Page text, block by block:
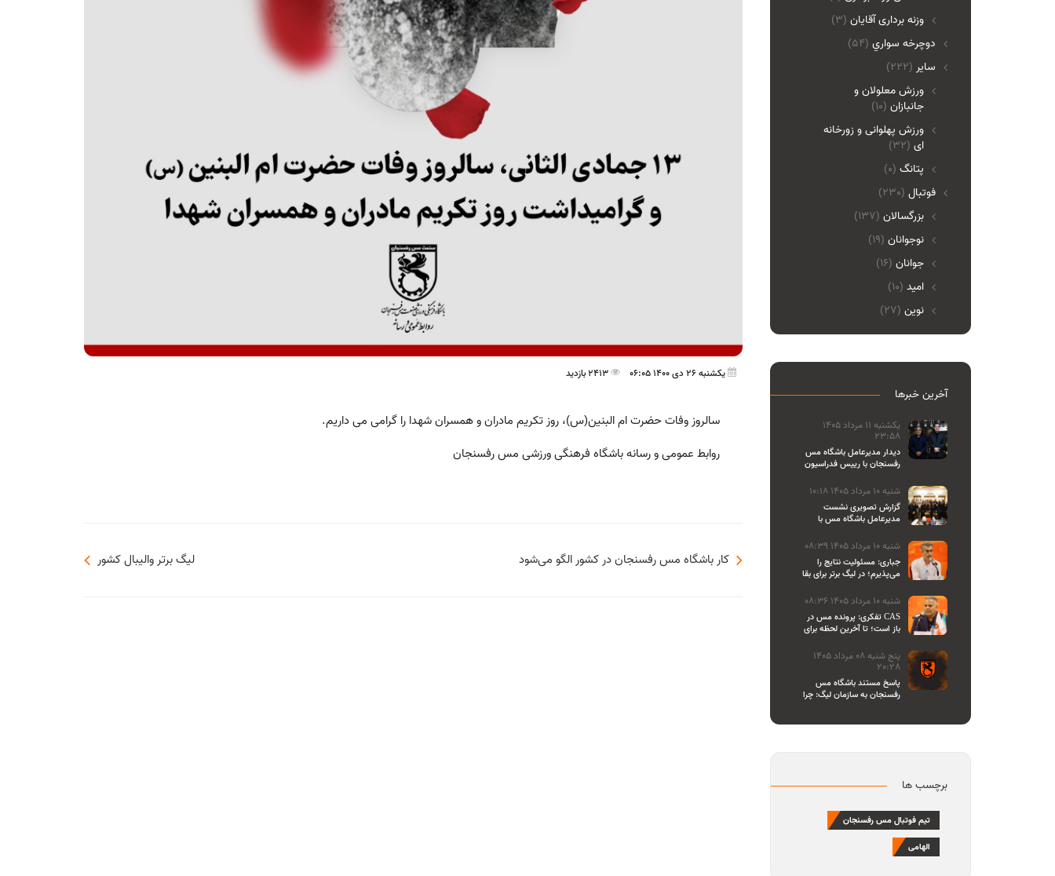
یکشنبه 26 دی 1400 06:05 2413 بازدید
سالروز وفات حضرت ام البنین(س)، روز تکریم مادران و همسران شهدا را گرامی می داریم.
روابط عمومی و رسانه باشگاه فرهنگی ورزشی مس رفسنجان
لیگ برتر والیبال کشور کار باشگاه مس رفسنجان در کشور الگو می‌شود
وزنه برداری آقایان (3)
(54) دوچرخه سواري
(222) ساير
ورزش معلولان و
جانبازان (10)
ورزش پهلوانی و زورخانه
ای (32)
پتانگ (0)
(230) فوتبال
بزرگسالان (137)
نوجوانان (19)
جوانان (16)
امید (10)
نوین (27)
آخرین خبرها
یکشنبه 11 مرداد 1405
23:58
دیدار مدیرعامل باشگاه مس
رفسنجان با رییس فدراسیون
شنبه 10 مرداد 1405 10:18
گزارش تصویری نشست
مدیرعامل باشگاه مس با
شنبه 10 مرداد 1405 08:39
جباری: مسئولیت نتایج را
می‌پذیرم؛ در لیگ برتر برای بقا
می‌جنگیم
شنبه 10 مرداد 1405 08:36
تفکری: پرونده مس در CAS
باز است؛ تا آخرین لحظه برای
پنج شنبه 08 مرداد 1405
20:28
پاسخ مستند باشگاه مس
رفسنجان به سازمان لیگ: چرا
برچسب ها
تیم فوتبال مس رفسنجان
الهامی